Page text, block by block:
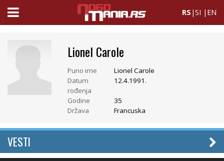
RS |SI | EN
Lionel Carole
Puno ime
Lionel Carole
Datum
rođenja
12.4.1991.
Godine
35
Država
Francuska
VESTI